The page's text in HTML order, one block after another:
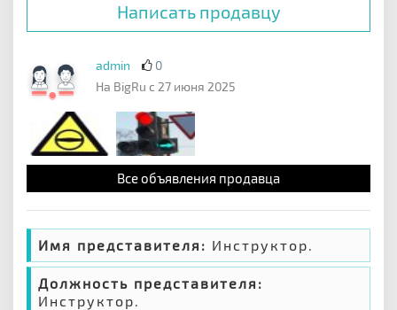
Написать продавцу
admin
0
На BigRu с 27 июня 2025
Все объявления продавца
Имя представителя: Инструктор.
Должность представителя:
Инструктор.